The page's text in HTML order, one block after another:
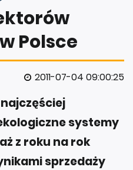
Polsce
2011-07-04 09:00:25
systemy
z roku na rok
sprzedaży